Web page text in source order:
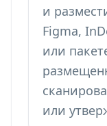
и
Figma,
или
или